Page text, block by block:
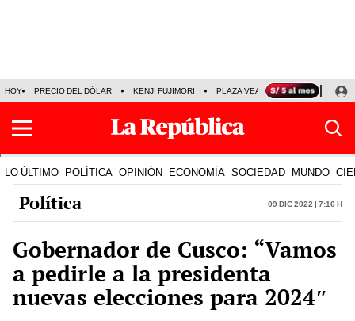
HOY PRECIO DEL DÓLAR KENJI FUJIMORI PLAZA VEA FERIADOS
LO ÚLTIMO POLÍTICA OPINIÓN ECONOMÍA SOCIEDAD MUNDO
Política 09 Dic 2022 | 7:16 h
Gobernador de Cusco: “Vamos
a pedirle a la presidenta
nuevas elecciones para 2024″